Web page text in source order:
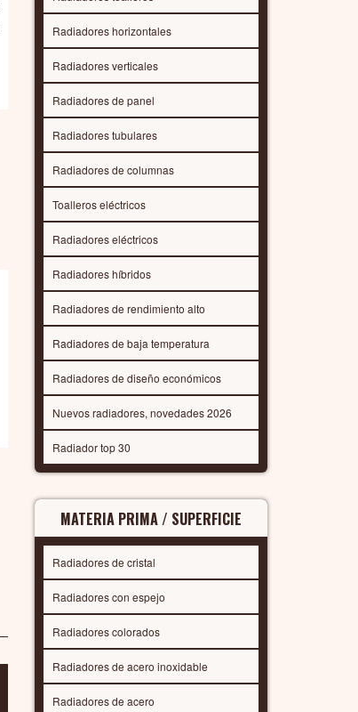
Radiadores horizontales
Radiadores verticales
Radiadores de panel
Radiadores tubulares
Radiadores de columnas
Toalleros eléctricos
Radiadores eléctricos
Radiadores híbridos
Radiadores de rendimiento alto
Radiadores de baja temperatura
Radiadores de diseño económicos
Nuevos radiadores, novedades 2026
Radiador top 30
MATERIA PRIMA / SUPERFICIE
Radiadores de cristal
Radiadores con espejo
Radiadores colorados
Radiadores de acero inoxidable
Radiadores de acero